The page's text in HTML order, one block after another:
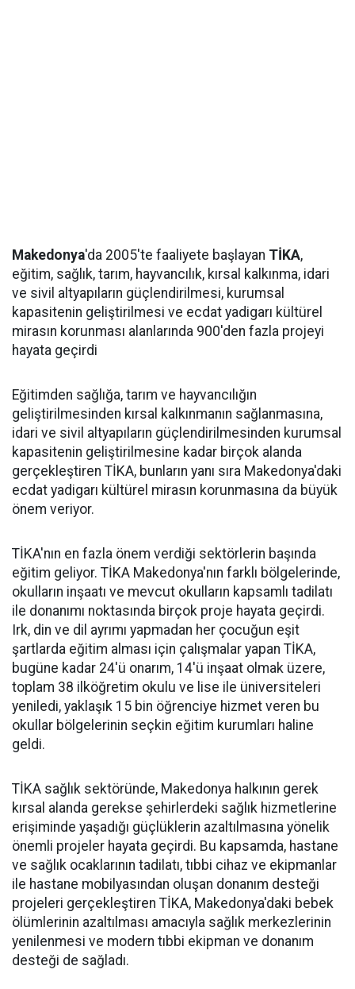
Makedonya'da 2005'te faaliyete başlayan TİKA,
eğitim, sağlık, tarım, hayvancılık, kırsal kalkınma, idari
ve sivil altyapıların güçlendirilmesi, kurumsal
kapasitenin geliştirilmesi ve ecdat yadigarı kültürel
mirasın korunması alanlarında 900'den fazla projeyi
hayata geçirdi
Eğitimden sağlığa, tarım ve hayvancılığın
geliştirilmesinden kırsal kalkınmanın sağlanmasına,
idari ve sivil altyapıların güçlendirilmesinden kurumsal
kapasitenin geliştirilmesine kadar birçok alanda
gerçekleştiren TİKA, bunların yanı sıra Makedonya'daki
ecdat yadigarı kültürel mirasın korunmasına da büyük
önem veriyor.
TİKA'nın en fazla önem verdiği sektörlerin başında
eğitim geliyor. TİKA Makedonya'nın farklı bölgelerinde,
okulların inşaatı ve mevcut okulların kapsamlı tadilatı
ile donanımı noktasında birçok proje hayata geçirdi.
Irk, din ve dil ayrımı yapmadan her çocuğun eşit
şartlarda eğitim alması için çalışmalar yapan TİKA,
bugüne kadar 24'ü onarım, 14'ü inşaat olmak üzere,
toplam 38 ilköğretim okulu ve lise ile üniversiteleri
yeniledi, yaklaşık 15 bin öğrenciye hizmet veren bu
okullar bölgelerinin seçkin eğitim kurumları haline
geldi.
TİKA sağlık sektöründe, Makedonya halkının gerek
kırsal alanda gerekse şehirlerdeki sağlık hizmetlerine
erişiminde yaşadığı güçlüklerin azaltılmasına yönelik
önemli projeler hayata geçirdi. Bu kapsamda, hastane
ve sağlık ocaklarının tadilatı, tıbbi cihaz ve ekipmanlar
ile hastane mobilyasından oluşan donanım desteği
projeleri gerçekleştiren TİKA, Makedonya'daki bebek
ölümlerinin azaltılması amacıyla sağlık merkezlerinin
yenilenmesi ve modern tıbbi ekipman ve donanım
desteği de sağladı.